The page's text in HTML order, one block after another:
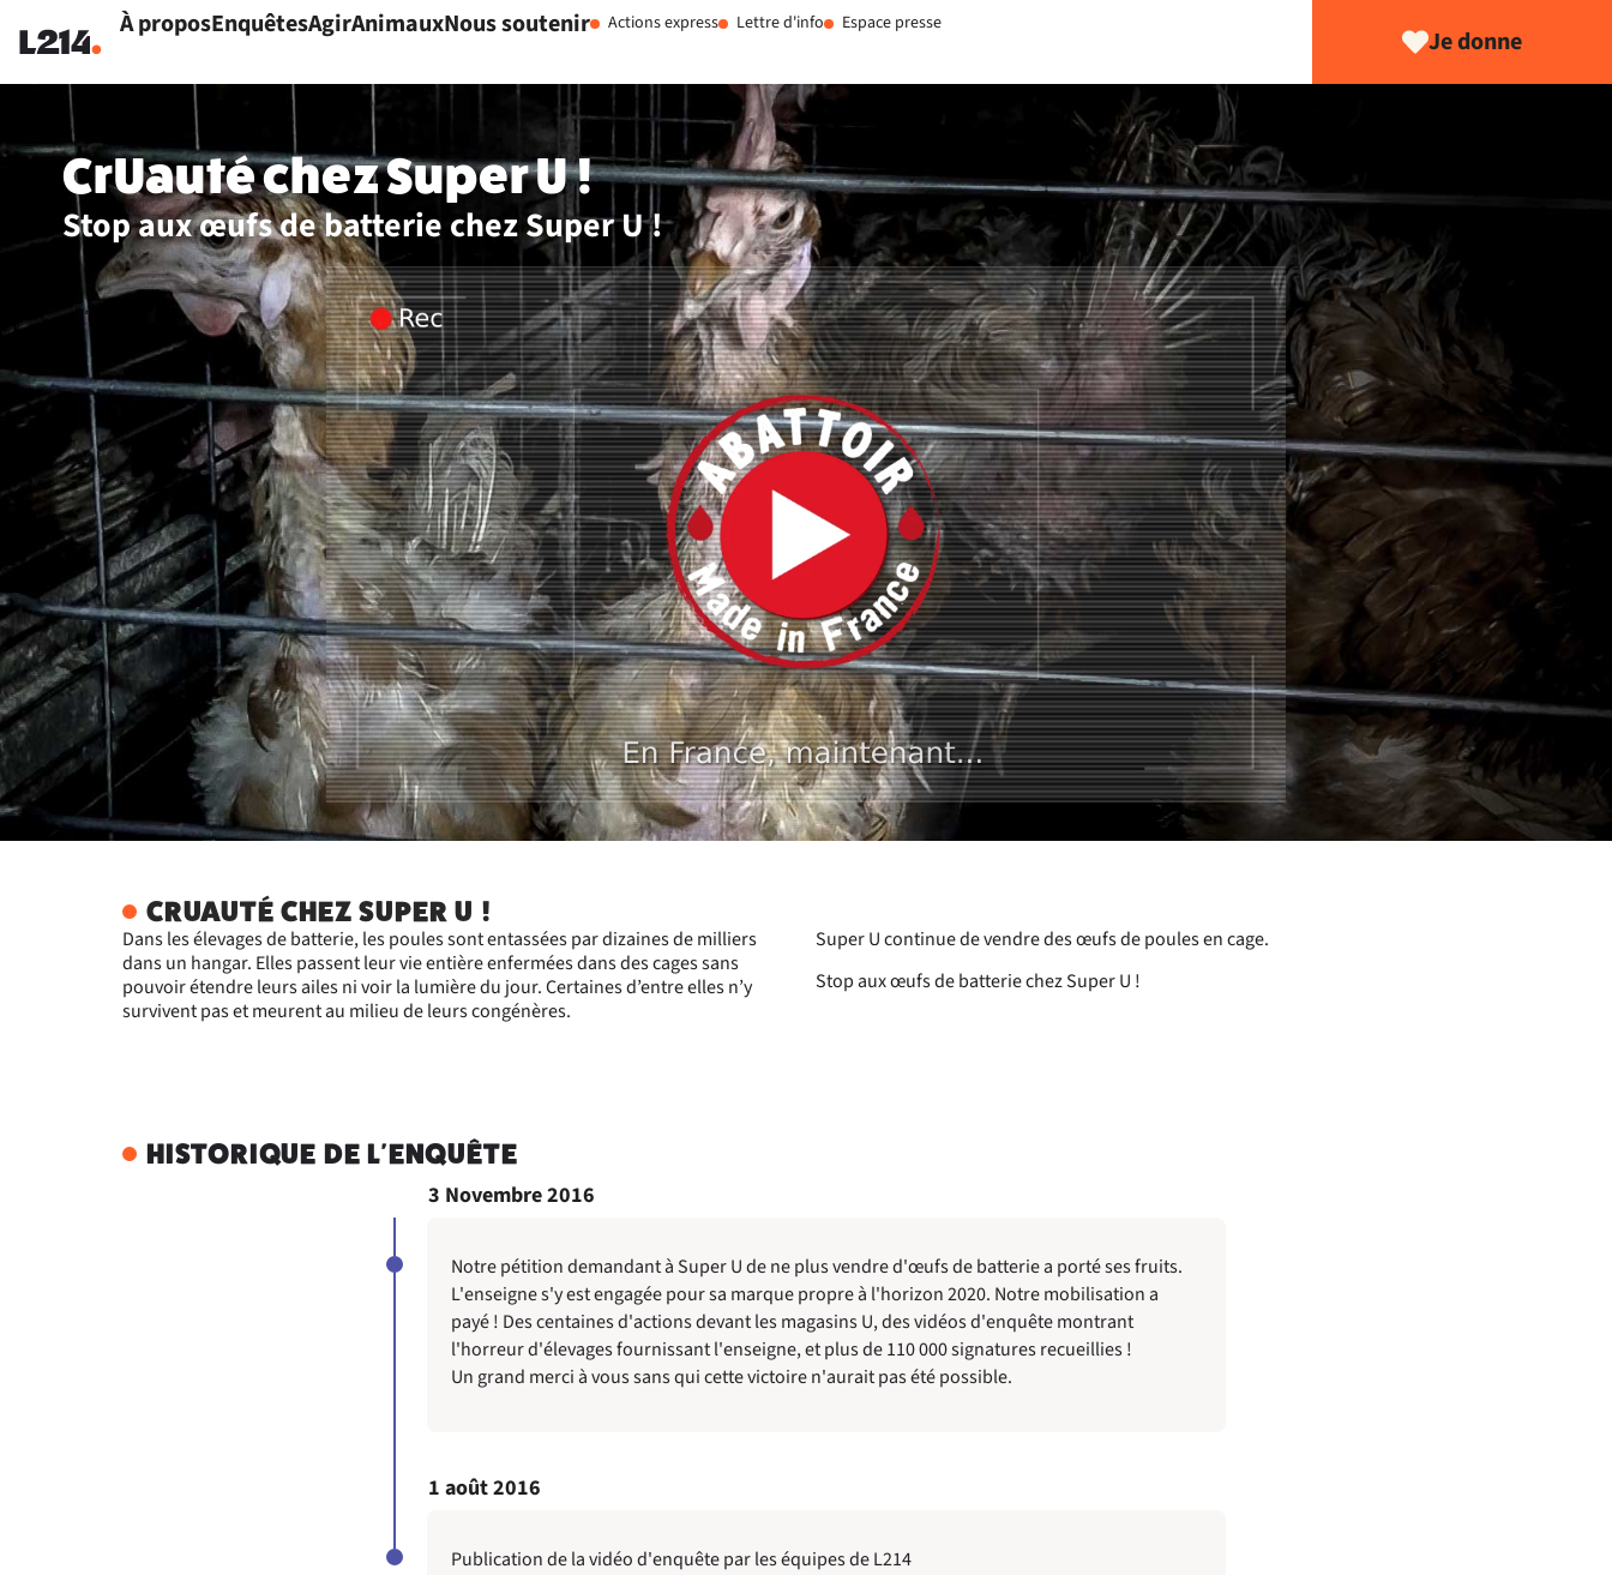
À proposEnquêtesAgirAnimauxNous soutenir Actions express Lettre d'info Espace presse
Je donne
CrUauté chez Super U !
Stop aux œufs de batterie chez Super U !
CRUAUTÉ CHEZ SUPER U !
Dans les élevages de batterie, les poules sont entassées par dizaines de milliers
dans un hangar. Elles passent leur vie entière enfermées dans des cages sans
pouvoir étendre leurs ailes ni voir la lumière du jour. Certaines d’entre elles n’y
survivent pas et meurent au milieu de leurs congénères.
Super U continue de vendre des œufs de poules en cage.
Stop aux œufs de batterie chez Super U !
HISTORIQUE DE L'ENQUÊTE
3 Novembre 2016
Notre pétition demandant à Super U de ne plus vendre d'œufs de batterie a porté ses fruits.
L'enseigne s'y est engagée pour sa marque propre à l'horizon 2020. Notre mobilisation a
payé ! Des centaines d'actions devant les magasins U, des vidéos d'enquête montrant
l'horreur d'élevages fournissant l'enseigne, et plus de 110 000 signatures recueillies !
Un grand merci à vous sans qui cette victoire n'aurait pas été possible.
1 août 2016
Publication de la vidéo d'enquête par les équipes de L214